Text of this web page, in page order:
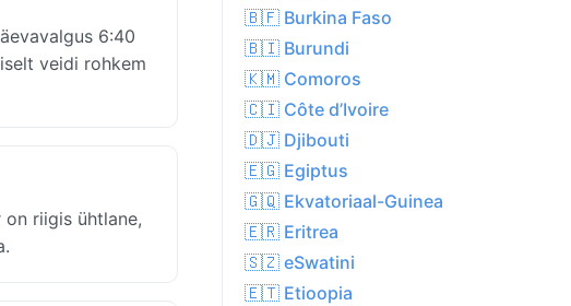
6:40
veidi rohkem
riigis ühtlane,
🇧🇫 Burkina Faso
🇧🇮 Burundi
🇰🇲 Comoros
🇨🇮 Côte d’Ivoire
🇩🇯 Djibouti
🇪🇬 Egiptus
🇬🇶 Ekvatoriaal-Guinea
🇪🇷 Eritrea
🇸🇿 eSwatini
🇪🇹 Etioopia